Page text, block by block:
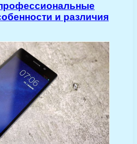
и различия